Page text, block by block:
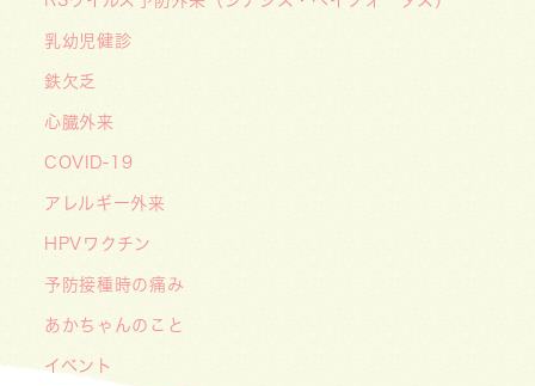
2026/06/16
【メディア・取材】学研の子育て応援サイト「こ
そだてまっぷ」に大熊喜彰院長監修の記事（こど
もの日焼け対策）がアップされました！
2026/05/19
――「武蔵小杉 森のこどもクリニック」の新た
な挑戦
乳幼児健診
鉄欠乏
心臓外来
COVID-19
アレルギー外来
HPVワクチン
予防接種時の痛み
あかちゃんのこと
イベント